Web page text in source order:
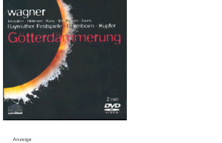
Anzeige